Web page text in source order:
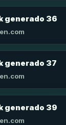
generado 36
generado 37
generado 39